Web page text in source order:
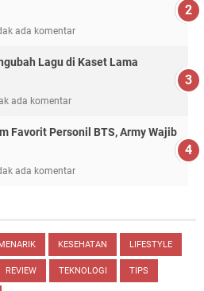
ada komentar
Lagu di Kaset Lama
ada komentar
Favorit Personil BTS, Army Wajib
ada komentar
KESEHATAN LIFESTYLE
REVIEW TEKNOLOGI TIPS